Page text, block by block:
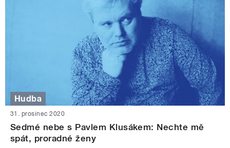
Hudba
31. prosinec 2020
Sedmé nebe s Pavlem Klusákem: Nechte mě
spát, proradné ženy